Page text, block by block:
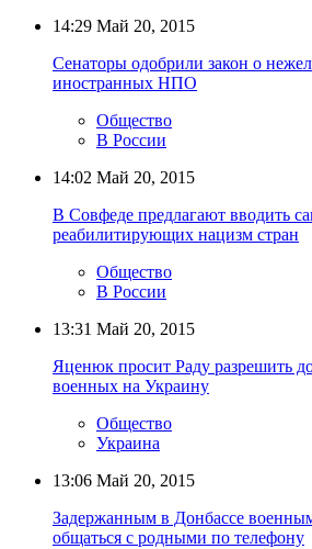
14:29 Май 20, 2015
Сенаторы одобрили закон о
иностранных НПО
Общество
В России
14:02 Май 20, 2015
В Совфеде предлагают вводить
реабилитирующих нацизм стран
Общество
В России
13:31 Май 20, 2015
Яценюк просит Раду разрешить
военных на Украину
Общество
Украина
13:06 Май 20, 2015
Задержанным в Донбассе
общаться с родными по телефону